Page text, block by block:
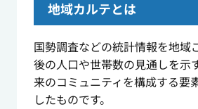
地域カルテとは
国勢調査などの統計情報を地域
後の人口や世帯数の見通しを示
来のコミュニティを構成する要
したものです。